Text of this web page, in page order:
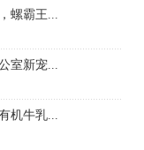
螺霸王...
室新宠...
机牛乳...